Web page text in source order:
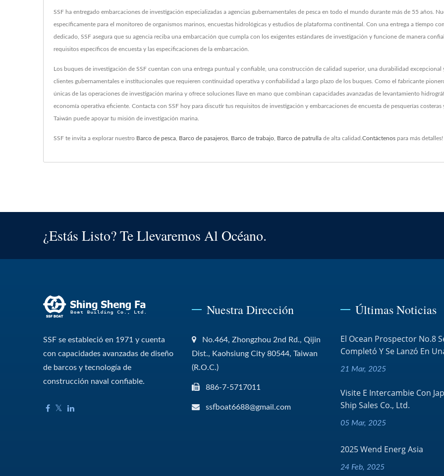
SSF ha entregado embarcaciones de investigación especializadas a agencias gubernamentales de pesca en todo el mundo durante más de 55 años.
específicamente para el monitoreo de organismos marinos, encuestas hidrológicas y estudios de plataforma continental. Con una entrega a tiempo
dedicado, SSF asegura que su agencia reciba una embarcación que cumpla con los exigentes estándares de investigación y funcione de manera
requisitos específicos de encuesta y las especificaciones de la embarcación.
Los buques de investigación de SSF cuentan con una entrega puntual y confiable, una construcción de calidad superior, una durabilidad
clientes gubernamentales e institucionales que requieren continuidad operativa y confiabilidad a largo plazo de los buques. Como el fabricante
únicas de las operaciones de investigación marina y ofrece soluciones llave en mano que combinan capacidades avanzadas de levantamiento
economía operativa eficiente. Contacta con SSF hoy para discutir tus requisitos de investigación y embarcaciones de encuesta de pesquerías
Taiwán puede apoyar tu misión de investigación marina.
SSF te invita a explorar nuestro Barco de pesca Barco de pasajeros Barco de trabajo Barco de patrulla de alta calidad. Contáctenos para más detalles!
¿Estás Listo? Te Llevaremos Al Océano.
SSF se estableció en 1971 y cuenta
con capacidades avanzadas de diseño
de barcos y tecnología de
construcción naval confiable.
Nuestra Dirección
No.464, Zhongzhou 2nd Rd., Qijin
Dist., Kaohsiung City 80544, Taiwan
(R.O.C.)
886-7-5717011
ssfboat6688@gmail.com
Últimas Noticias
El Ocean Prospector No.8
Completó Y Se Lanzó En
21 Mar, 2025
Visite E Intercambie Con
Ship Sales Co., Ltd.
05 Mar, 2025
2025 Wend Energ Asia
24 Feb, 2025